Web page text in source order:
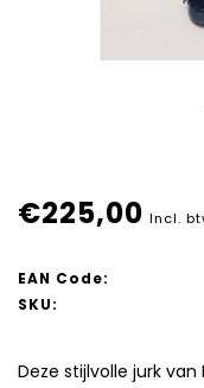
€225,00 Incl.
EAN Code:
SKU:
Deze stijlvolle jurk